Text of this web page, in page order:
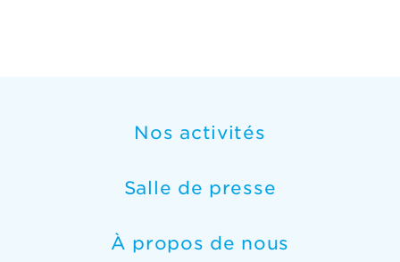
Nos activités
Salle de presse
À propos de nous